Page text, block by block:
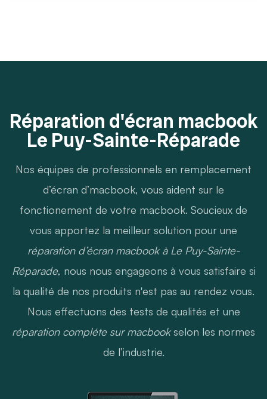
Réparation d'écran macbook
Le Puy-Sainte-Réparade
Nos équipes de professionnels en remplacement
d’écran d’macbook, vous aident sur le
fonctionement de votre macbook. Soucieux de
vous apportez la meilleur solution pour une
réparation d’écran macbook à Le Puy-Sainte-
Réparade, nous nous engageons à vous satisfaire si
la qualité de nos produits n'est pas au rendez vous.
Nous effectuons des tests de qualités et une
réparation compléte sur macbookselon les normes
de l’industrie.